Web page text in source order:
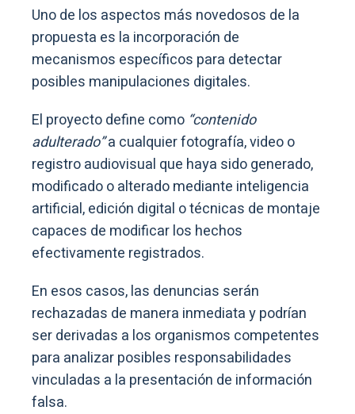
Uno de los aspectos más novedosos de la
propuesta es la incorporación de
mecanismos específicos para detectar
posibles manipulaciones digitales.
El proyecto define como “contenido
adulterado”a cualquier fotografía, video o
registro audiovisual que haya sido generado,
modificado o alterado mediante inteligencia
artificial, edición digital o técnicas de montaje
capaces de modificar los hechos
efectivamente registrados.
En esos casos, las denuncias serán
rechazadas de manera inmediata y podrían
ser derivadas a los organismos competentes
para analizar posibles responsabilidades
vinculadas a la presentación de información
falsa.